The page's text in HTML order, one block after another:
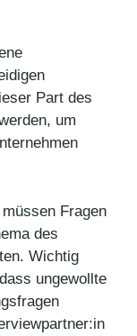
Part des
um
Fragen
des
Wichtig
ungewollte